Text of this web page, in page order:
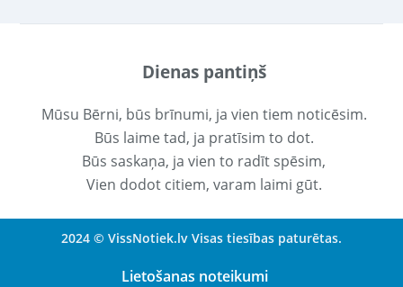
Dienas pantiņš
Mūsu Bērni, būs brīnumi, ja vien tiem noticēsim.
Būs laime tad, ja pratīsim to dot.
Būs saskaņa, ja vien to radīt spēsim,
Vien dodot citiem, varam laimi gūt.
2024 © VissNotiek.lv Visas tiesības paturētas.
Lietošanas noteikumi